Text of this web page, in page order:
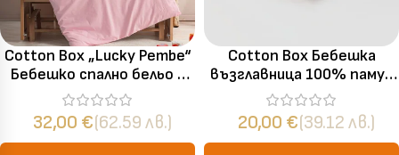
Cotton Box „Lucky Pembe“
Бебешко спално бельо с
пънч бродерия – 100%
памук ранфорс – 4 части
32,00 €(62.59 лв.)
Cotton Box Бебешка
възглавница 100% памук
Капитонирана – 35×45 см
20,00 €(39.12 лв.)